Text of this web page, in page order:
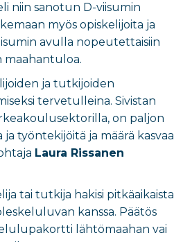
niin sanotun D-viisumin
myös opiskelijoita ja
avulla nopeutettaisiin
maahantuloa.
ja tutkijoiden
tervetulleina. Sivistan
on paljon
ja työntekijöitä ja määrä kasvaa
Laura Rissanen
tai tutkija hakisi pitkäaikaista
kanssa. Päätös
lähtömaahan vai